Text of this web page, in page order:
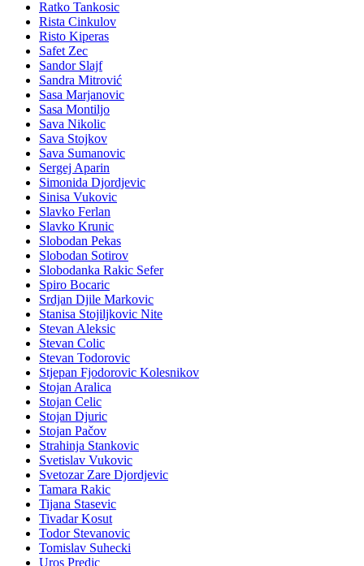
Ratko Tankosic
Rista Cinkulov
Risto Kiperas
Safet Zec
Sandor Slajf
Sandra Mitrović
Sasa Marjanovic
Sasa Montiljo
Sava Nikolic
Sava Stojkov
Sava Sumanovic
Sergej Aparin
Simonida Djordjevic
Sinisa Vukovic
Slavko Ferlan
Slavko Krunic
Slobodan Pekas
Slobodan Sotirov
Slobodanka Rakic Sefer
Spiro Bocaric
Srdjan Djile Markovic
Stanisa Stojiljkovic Nite
Stevan Aleksic
Stevan Colic
Stevan Todorovic
Stjepan Fjodorovic Kolesnikov
Stojan Aralica
Stojan Celic
Stojan Djuric
Stojan Pačov
Strahinja Stankovic
Svetislav Vukovic
Svetozar Zare Djordjevic
Tamara Rakic
Tijana Stasevic
Tivadar Kosut
Todor Stevanovic
Tomislav Suhecki
Uros Predic